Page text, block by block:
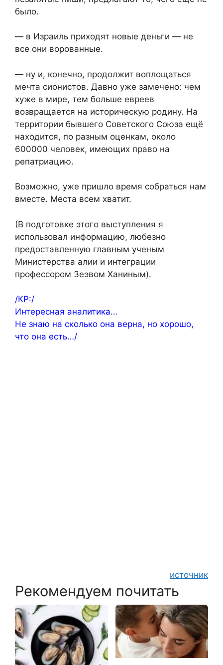
было.
— в Израиль приходят новые деньги — не
все они ворованные.
— ну и, конечно, продолжит воплощаться
мечта сионистов. Давно уже замечено: чем
хуже в мире, тем больше евреев
возвращается на историческую родину. На
территории бывшего Советского Союза ещё
находится, по разным оценкам, около
600000 человек, имеющих право на
репатриацию.
Возможно, уже пришло время собраться нам
вместе. Места всем хватит.
(В подготовке этого выступления я
использовал информацию, любезно
предоставленную главным ученым
Министерства алии и интеграции
профессором Зеэвом Ханиным).
/КР:/
Интересная аналитика…
Не знаю на сколько она верна, но хорошо,
что она есть…/
источник
Рекомендуем почитать